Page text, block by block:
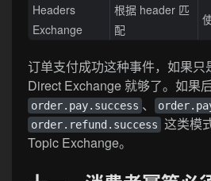
Headers
Exchange
根据 header 匹
配
订单支付成功这种事件，如果只
Direct Exchange 就够了。如果
order.pay.success 、
order.refund.success 这类模
Topic Exchange。